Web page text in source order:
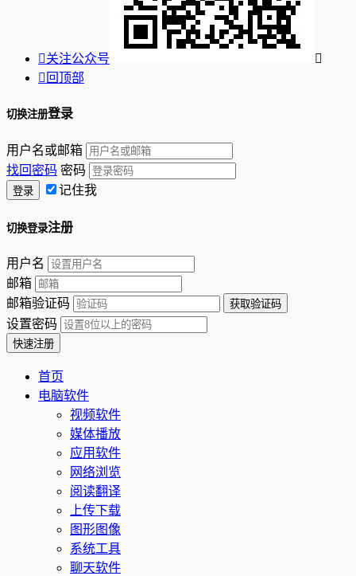
关注公众号

 回顶部
切换注册登录
用户名或邮箱
找回密码 密码
记住我
切换登录注册
用户名
邮箱
邮箱验证码
设置密码
首页
电脑软件
视频软件
媒体播放
应用软件
网络浏览
阅读翻译
上传下载
图形图像
系统工具
聊天软件